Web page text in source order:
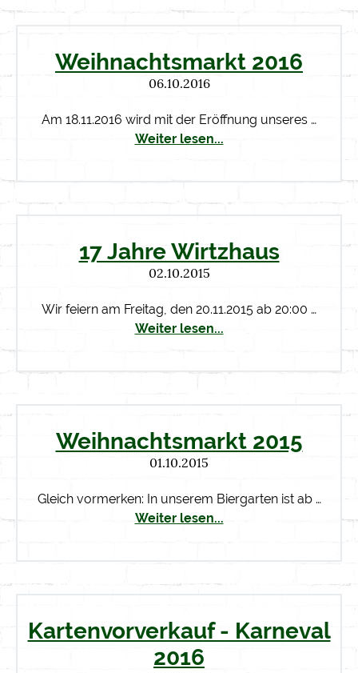
Weihnachtsmarkt 2016
06.10.2016
Am 18.11.2016 wird mit der Eröffnung unseres …
Weiter lesen...
17 Jahre Wirtzhaus
02.10.2015
Wir feiern am Freitag, den 20.11.2015 ab 20:00 …
Weiter lesen...
Weihnachtsmarkt 2015
01.10.2015
Gleich vormerken: In unserem Biergarten ist ab …
Weiter lesen...
Kartenvorverkauf - Karneval
2016